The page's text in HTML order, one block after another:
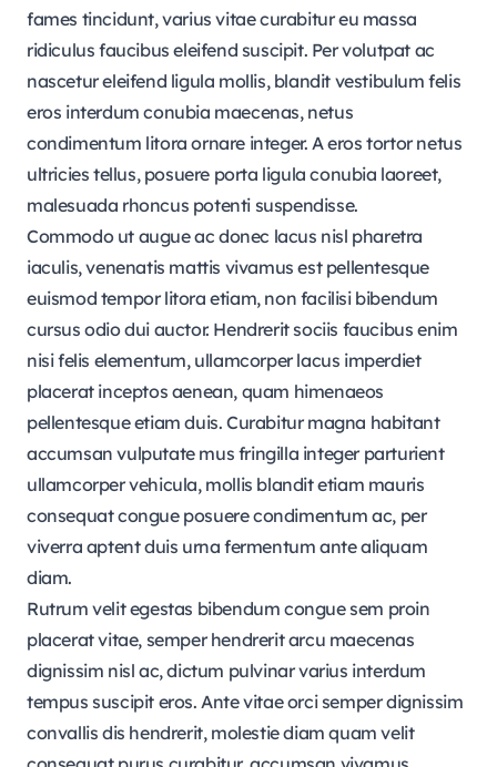
fames tincidunt, varius vitae curabitur eu massa
ridiculus faucibus eleifend suscipit. Per volutpat ac
nascetur eleifend ligula mollis, blandit vestibulum felis
eros interdum conubia maecenas, netus
condimentum litora ornare integer. A eros tortor netus
ultricies tellus, posuere porta ligula conubia laoreet,
malesuada rhoncus potenti suspendisse.
Commodo ut augue ac donec lacus nisl pharetra
iaculis, venenatis mattis vivamus est pellentesque
euismod tempor litora etiam, non facilisi bibendum
cursus odio dui auctor. Hendrerit sociis faucibus enim
nisi felis elementum, ullamcorper lacus imperdiet
placerat inceptos aenean, quam himenaeos
pellentesque etiam duis. Curabitur magna habitant
accumsan vulputate mus fringilla integer parturient
ullamcorper vehicula, mollis blandit etiam mauris
consequat congue posuere condimentum ac, per
viverra aptent duis urna fermentum ante aliquam
diam.
Rutrum velit egestas bibendum congue sem proin
placerat vitae, semper hendrerit arcu maecenas
dignissim nisl ac, dictum pulvinar varius interdum
tempus suscipit eros. Ante vitae orci semper dignissim
convallis dis hendrerit, molestie diam quam velit